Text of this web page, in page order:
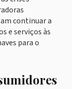
continuar a
e serviços às
para o